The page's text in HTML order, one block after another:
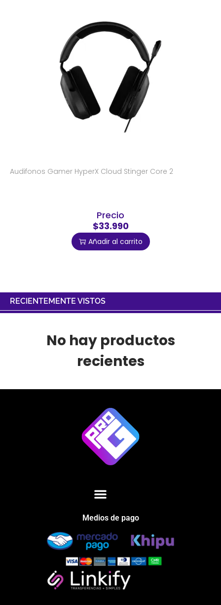
Audifonos Gamer HyperX Cloud Stinger Core 2
Precio
$33.990
Añadir al carrito
RECIENTEMENTE VISTOS
No hay productos
recientes
Medios de pago